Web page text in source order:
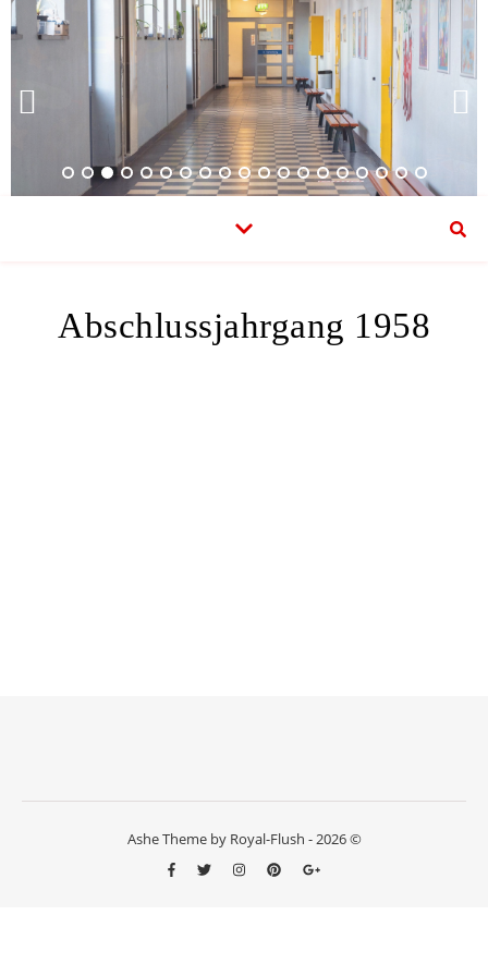
Abschlussjahrgang 1958
Ashe Theme by Royal-Flush - 2026 ©